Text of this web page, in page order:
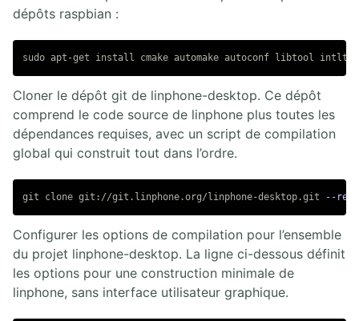
dépôts raspbian :
sudo apt-get install
Cloner le dépôt git de linphone-desktop. Ce dépôt
comprend le code source de linphone plus toutes les
dépendances requises, avec un script de compilation
global qui construit tout dans l’ordre.
git clone git://git.linphone.org/linphone-desktop.git --
Configurer les options de compilation pour l’ensemble
du projet linphone-desktop. La ligne ci-dessous définit
les options pour une construction minimale de
linphone, sans interface utilisateur graphique.